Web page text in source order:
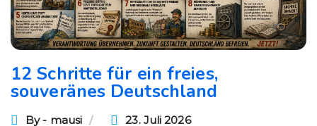
12 Schritte für ein freies,
souveränes Deutschland
By - mausi 23. Juli 2026